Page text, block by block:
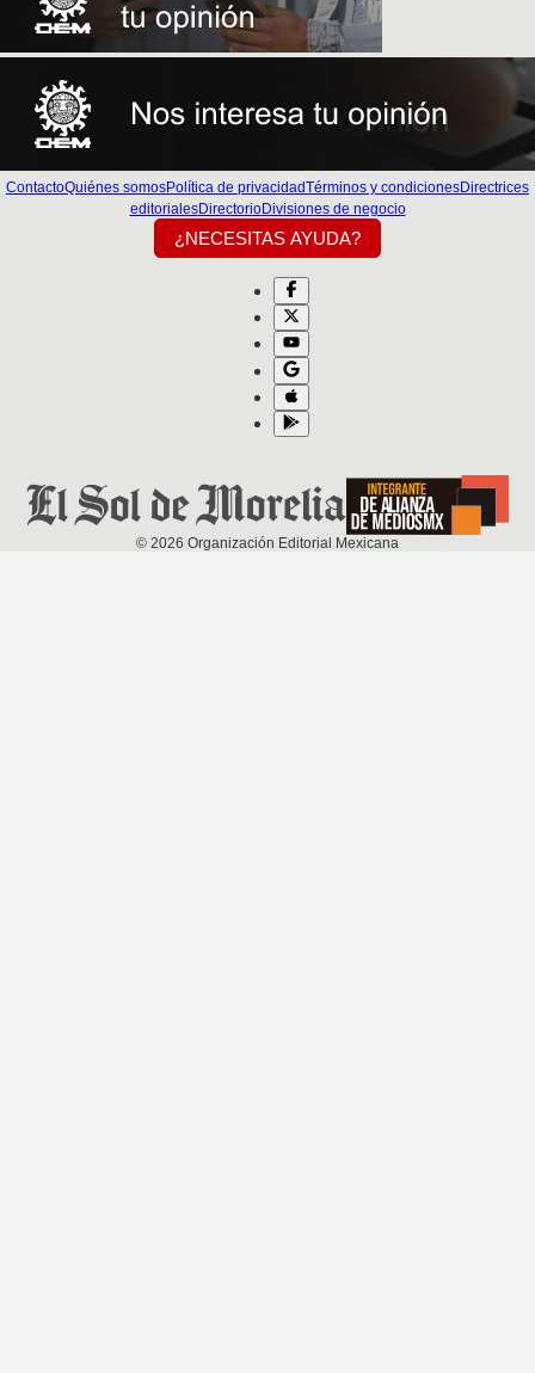
ContactoQuiénes somosPolítica de privacidadTérminos y condicionesDirectrices
editorialesDirectorioDivisiones de negocio
¿NECESITAS AYUDA?
© 2026 Organización Editorial Mexicana